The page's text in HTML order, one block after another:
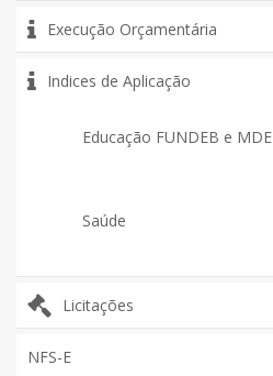
Execução Orçamentária
Indices de Aplicação
Educação FUNDEB e MDE
Saúde
Licitações
NFS-E